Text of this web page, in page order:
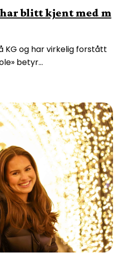
har blitt kjent med m
KG og har virkelig forstått
betyr…